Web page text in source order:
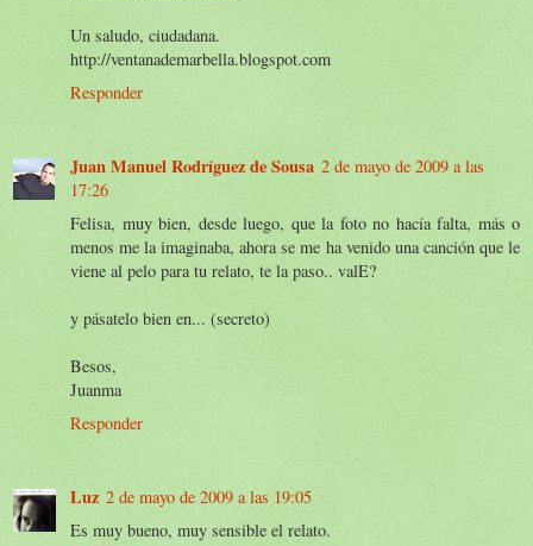
Un saludo, ciudadana.
http://ventanademarbella.blogspot.com
Responder
Juan Manuel Rodríguez de Sousa 2 de mayo de 2009 a las
17:26
Felisa, muy bien, desde luego, que la foto no hacía falta, más o
menos me la imaginaba, ahora se me ha venido una canción que le
viene al pelo para tu relato, te la paso.. valE?
y pásatelo bien en... (secreto)
Besos,
Juanma
Responder
Luz 2 de mayo de 2009 a las 19:05
Es muy bueno, muy sensible el relato.